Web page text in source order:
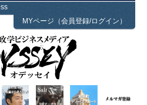
MYページ（会員登録/ログイン）